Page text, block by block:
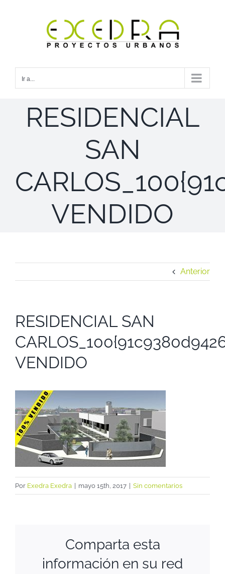
Ir a...
RESIDENCIAL
SAN
VENDIDO
Anterior
RESIDENCIAL SAN
VENDIDO
Por Exedra Exedra mayo 15th, 2017 Sin comentarios
Comparta esta
información en su red